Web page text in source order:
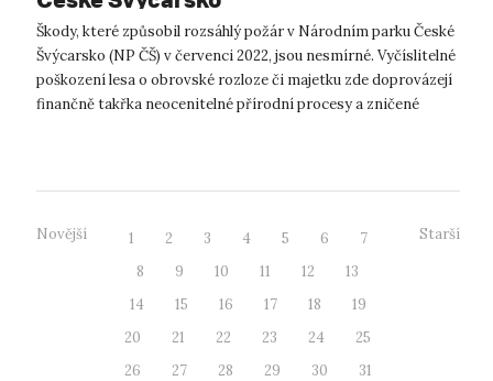
Škody, které způsobil rozsáhlý požár v Národním parku České
Švýcarsko (NP ČŠ) v červenci 2022, jsou nesmírné. Vyčíslitelné
poškození lesa o obrovské rozloze či majetku zde doprovázejí
finančně takřka neocenitelné přírodní procesy a zničené
Novější 1 2 3 4 5 6
7
8
9 10 11 12
13
14
15 16 17 18
19
20
21 22 23 24
25
26
27 28 29 30
31
Starší